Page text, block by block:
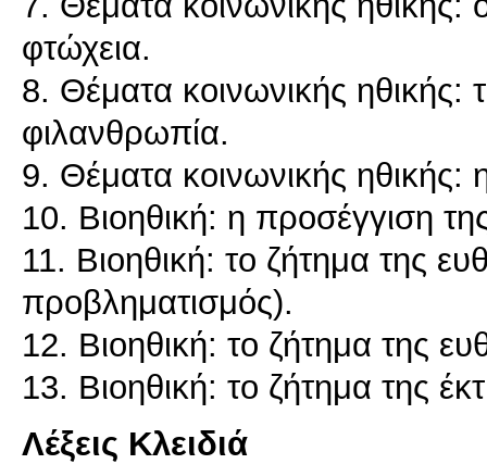
φτώχεια.
8. Θέματα κοινωνικής ηθικής:
φιλανθρωπία.
9. Θέματα κοινωνικής ηθικής:
10. Βιοηθική: η προσέγγιση
11. Βιοηθική: το ζήτημα της
προβληματισμός).
12. Βιοηθική: το ζήτημα της
13. Βιοηθική: το ζήτημα της
Λέξεις Κλειδιά